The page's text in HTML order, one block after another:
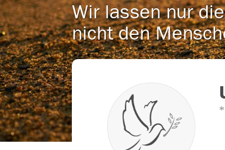
Wir lassen nur
nicht den